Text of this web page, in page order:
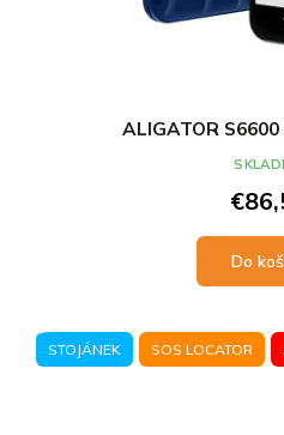
ALIGATOR
Do
STOJÁNEK SOS LOCATOR